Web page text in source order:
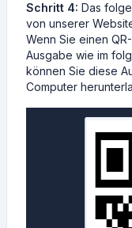
Schritt 4: Das
von unserer
Wenn Sie einen
Ausgabe wie im
können Sie diese
Computer